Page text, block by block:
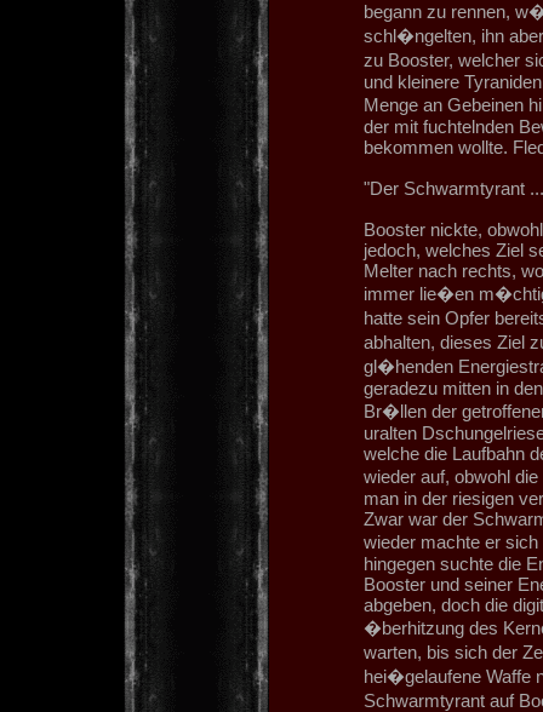
begann zu rennen,
schl�ngelten, ihn
zu Booster, welcher
und kleinere
Menge an Gebeinen
der mit fuchtelnden
bekommen wollte.
"Der Schwarmtyrant
Booster nickte,
jedoch, welches Ziel
Melter nach rechts,
immer lie�en
hatte sein Opfer
abhalten, dieses Ziel
gl�henden
geradezu mitten in
Br�llen der
uralten
welche die Laufbahn
wieder auf, obwohl
man in der riesigen
Zwar war der
wieder machte er
hingegen suchte die
Booster und seiner
abgeben, doch die
�berhitzung des
warten, bis sich der
hei�gelaufene Waffe
Schwarmtyrant auf